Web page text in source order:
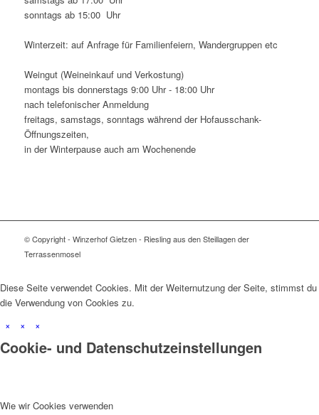
sonntags ab 15:00 Uhr
Winterzeit: auf Anfrage für Familienfeiern, Wandergruppen etc
Weingut (Weineinkauf und Verkostung)
montags bis donnerstags 9:00 Uhr - 18:00 Uhr
nach telefonischer Anmeldung
freitags, samstags, sonntags während der Hofausschank-
Öffnungszeiten,
in der Winterpause auch am Wochenende
© Copyright - Winzerhof Gietzen - Riesling aus den Steillagen der
Terrassenmosel
Diese Seite verwendet Cookies. Mit der Weiternutzung der Seite, stimmst du
die Verwendung von Cookies zu.
×
× ×
Cookie- und Datenschutzeinstellungen
Wie wir Cookies verwenden